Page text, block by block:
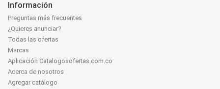
Información
Preguntas más frecuentes
¿Quieres anunciar?
Todas las ofertas
Marcas
Aplicación Catalogosofertas.com.co
Acerca de nosotros
Agregar catálogo